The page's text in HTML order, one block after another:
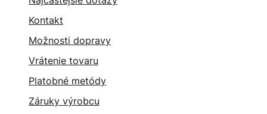
Kontakt
Možnosti dopravy
Vrátenie tovaru
Platobné metódy
Záruky výrobcu